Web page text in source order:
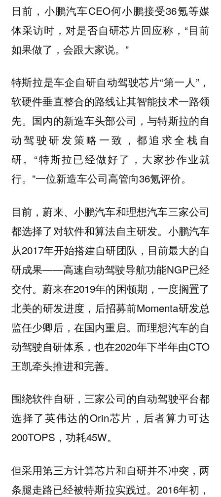
日前，小鹏汽车CEO何小鹏接受36氪等媒
体采访时，对是否自研芯片回应称，“目前
如果做了，会跟大家说。”
特斯拉是车企自研自动驾驶芯片“第一人”，
软硬件垂直整合的路线让其智能技术一路领
先。国内的新造车头部公司，与特斯拉的自
动驾驶研发策略一致，都追求全栈自
研。“特斯拉已经做好了，大家抄作业就
行。”一位新造车公司高管向36氪评价。
目前，蔚来、小鹏汽车和理想汽车三家公司
都选择了对软件和算法自主研发。小鹏汽车
从2017年开始搭建自研团队，目前最大的自
研成果——高速自动驾驶导航功能NGP已经
交付。蔚来在2019年的困顿期，一度搁置了
北美的研发进度，后招募前Momenta研发总
监任少卿后，在国内重启。而理想汽车的自
动驾驶自研体系，也在2020年下半年由CTO
王凯牵头推进和完善。
围绕软件自研，三家公司的自动驾驶平台都
选择了英伟达的Orin芯片，后者算力可达
200TOPS，功耗45W。
但采用第三方计算芯片和自研并不冲突，两
条腿走路已经被特斯拉实践过。2016年初，